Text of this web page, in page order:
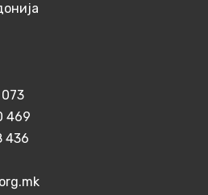
469
436